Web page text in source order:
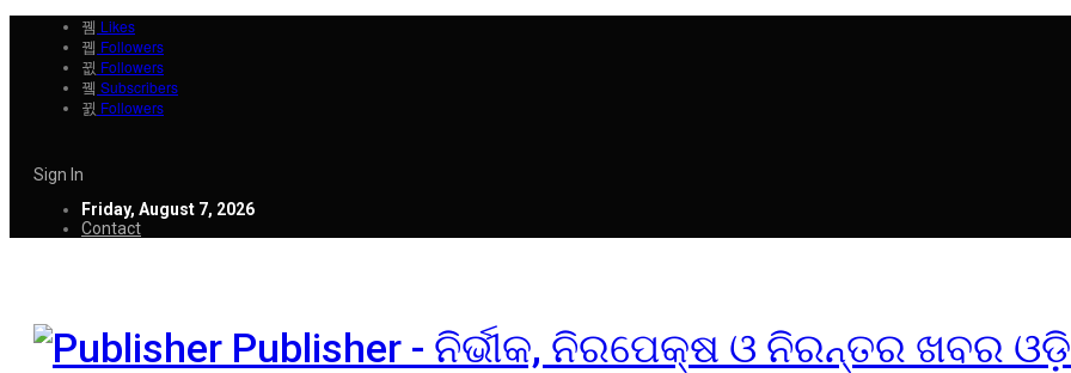
Likes
Followers
Followers
Subscribers
Followers
Sign In
Friday, August 7, 2026
Contact
Publisher - ନିର୍ଭୀକ, ନିରପେକ୍ଷ ଓ ନିରନ୍ତର ଖବର